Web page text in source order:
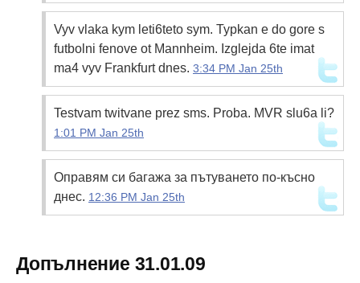
Vyv vlaka kym leti6teto sym. Typkan e do gore s
futbolni fenove ot Mannheim. Izglejda 6te imat
ma4 vyv Frankfurt dnes. 3:34 PM Jan 25th
Testvam twitvane prez sms. Proba. MVR slu6a li?
1:01 PM Jan 25th
Оправям си багажа за пътуването по-късно
днес. 12:36 PM Jan 25th
Допълнение 31.01.09